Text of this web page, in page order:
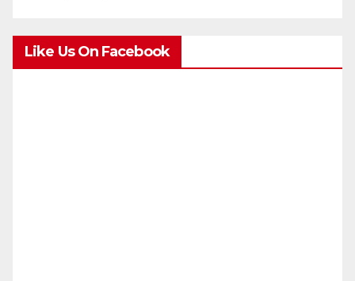
Like Us On Facebook